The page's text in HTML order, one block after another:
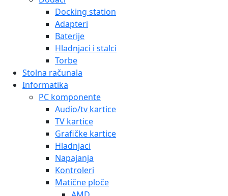
Docking station
Adapteri
Baterije
Hladnjaci i stalci
Torbe
Stolna računala
Informatika
PC komponente
Audio/tv kartice
TV kartice
Grafičke kartice
Hladnjaci
Napajanja
Kontroleri
Matične ploče